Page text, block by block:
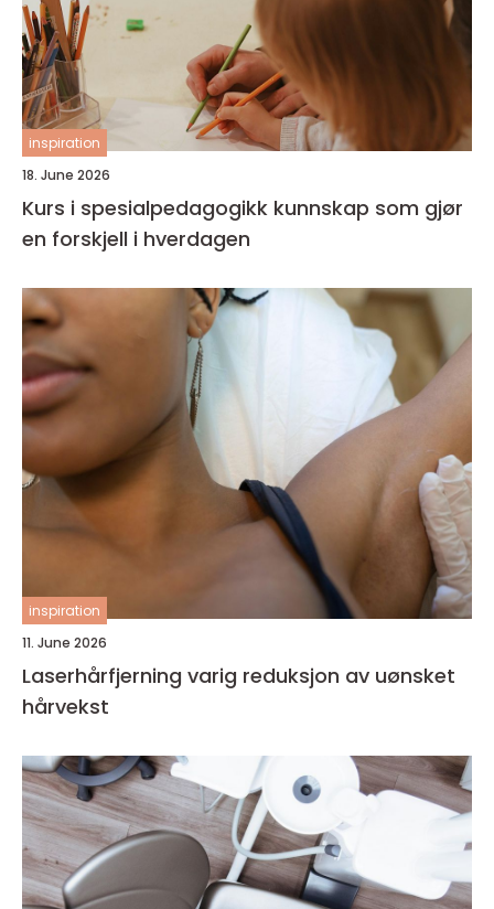
inspiration
18. June 2026
Kurs i spesialpedagogikk kunnskap som gjør
en forskjell i hverdagen
inspiration
11. June 2026
Laserhårfjerning varig reduksjon av uønsket
hårvekst